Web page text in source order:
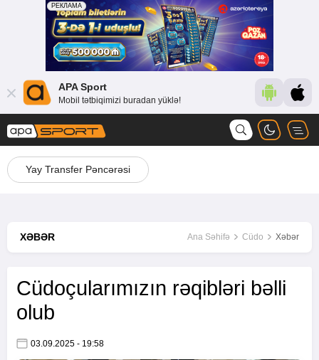
APA Sport
Mobil tətbiqimizi buradan yüklə!
Yay Transfer Pəncərəsi
XƏBƏR Ana Səhifə Cüdo Xəbər
Cüdoçularımızın rəqibləri bəlli
olub
03.09.2025 - 19:58